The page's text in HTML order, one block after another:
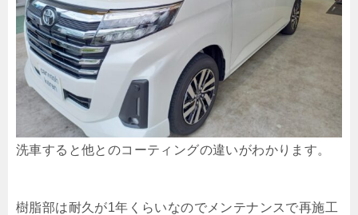
洗車すると他とのコーティングの違いがわかります。
樹脂部は耐久が1年くらいなのでメンテナンスで再施工